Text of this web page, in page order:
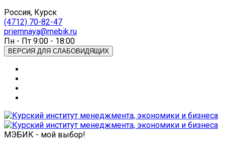
Россия, Курск
(4712) 70-82-47
priemnaya@mebik.ru
Пн - Пт 9:00 - 18:00
ВЕРСИЯ ДЛЯ СЛАБОВИДЯЩИХ
МЭБИК - мой выбор!